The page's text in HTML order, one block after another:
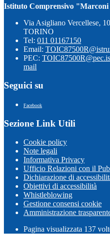
Istituto Comprensivo
Via Asigliano Vercellese,
TORINO
Tel: 011 01167150
Email:
PEC:
mail
Seguici su
Facebook
Sezione Link Utili
Cookie policy
Note legali
Informativa Privacy
Ufficio Relazioni con il
Dichiarazione di
Obiettivi di accessibilità
Whistleblowing
Gestione consensi cookie
Amministrazione
Pagina visualizzata 137